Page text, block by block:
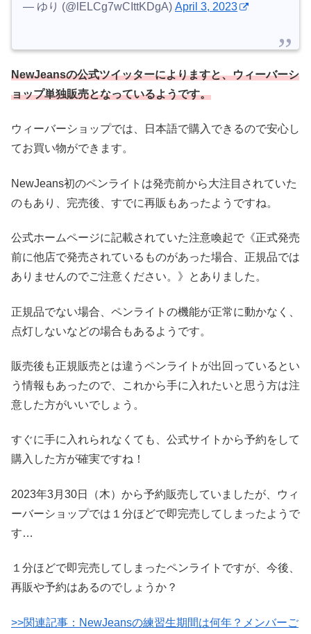
— ゆり (@lELCg7wCIttKDgA) April 3, 2023
NewJeansの公式ツイッターによりますと、ウィーバーシ
ョップ単独販売となっているようです。
ウィーバーショップでは、日本語で購入できるので安心し
てお買い物ができます。
NewJeans初のペンライトは発売前から大注目されていた
のもあり、完売後、すでに再販もあったようですね。
公式ホームページに記載されていた注意喚起で《正式発売
前に他店で発売されているものがあった場合、正規品では
ありませんのでご注意ください。》とありました。
正規品でない場合、ペンライトの機能が正常に動かなく、
点灯しないなどの場合もあるようです。
販売後も正規販売とは違うペンライトが出回っているとい
う情報もあったので、これから手に入れたいと思う方は注
意した方がいいでしょう。
すぐに手に入れられなくても、公式サイトから予約をして
購入した方が確実ですね！
2023年3月30日（木）から予約販売していましたが、ウィ
ーバーショップでは１分ほどで即完売してしまったようで
す…
１分ほどで即完売してしまったペンライトですが、今後、
再販や予約はあるのでしょうか？
>>関連記事：NewJeansの練習生期間は何年？メンバーご